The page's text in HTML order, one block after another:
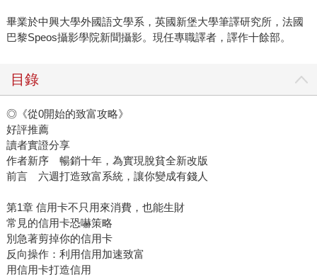
畢業於中興大學外國語文學系，英國新堡大學筆譯研究所，法國
巴黎Speos攝影學院新聞攝影。現任專職譯者，譯作十餘部。
目錄
◎《從0開始的致富攻略》
好評推薦
讀者實證分享
作者新序 暢銷十年，為實現脫貧全新改版
前言 六週打造致富系統，讓你變成有錢人
第1章 信用卡不只用來消費，也能生財
常見的信用卡恐嚇策略
別急著剪掉你的信用卡
反向操作：利用信用加速致富
用信用卡打造信用